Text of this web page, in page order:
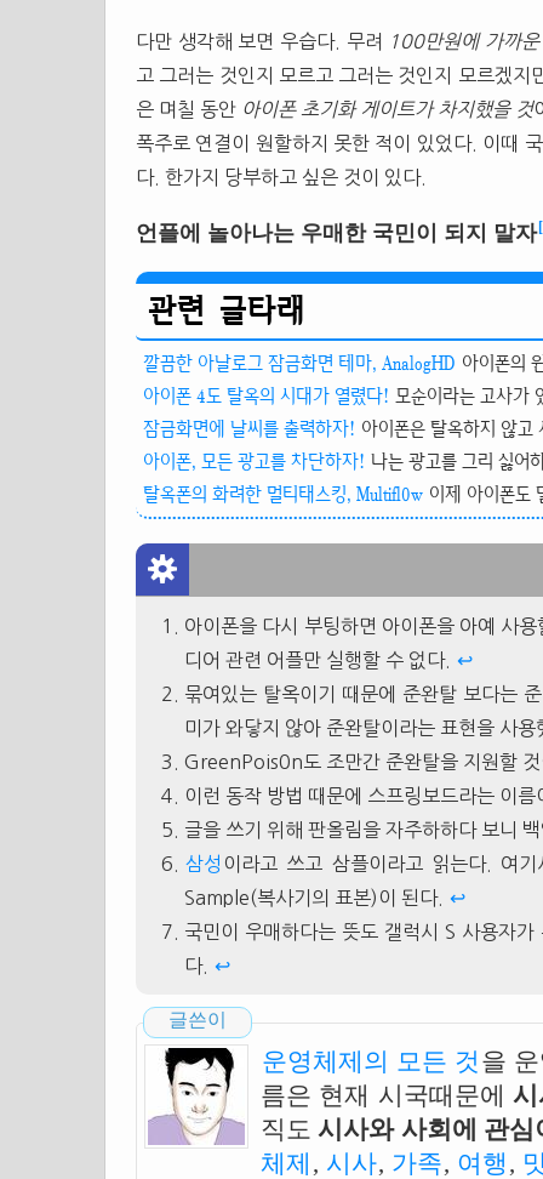
다만 생각해 보면 우습다. 무려
100만원에 가까
고 그러는 것인지 모르고 그러는 것인지 모르겠
은 며칠 동안 아이폰 초기화 게이트가 차지했을 것
폭주로 연결이 원할하지 못한 적이 있었다. 이때
다. 한가지 당부하고 싶은 것이 있다.
언플에 놀아나는 우매한 국민이 되지 말자
관련 글타래
깔끔한 아날로그 잠금화면 테마, AnalogHD 아이폰의
아이폰 4도 탈옥의 시대가 열렸다! 모순이라는 고사가
잠금화면에 날씨를 출력하자! 아이폰은 탈옥하지 않고
아이폰, 모든 광고를 차단하자! 나는 광고를 그리 싫어
탈옥폰의 화려한 멀티태스킹, Multifl0w 이제 아이폰도
아이폰을 다시 부팅하면 아이폰을 아예 사
디어 관련 어플만 실행할 수 없다. ↩
묶여있는 탈옥이기 때문에 준완탈 보다는
미가 와닿지 않아 준완탈이라는 표현을 사
GreenPois0n도 조만간 준완탈을 지원할
이런 동작 방법 때문에 스프링보드라는 이
글을 쓰기 위해 판올림을 자주하하다 보니
삼성 이라고 쓰고 삼플이라고 읽는다. 여
Sample(복사기의 표본)이 된다. ↩
국민이 우매하다는 뜻도 갤럭시 S 사용자
다. ↩
글쓴이
운영체제의 모든 것 을
름은 현재 시국때문에
직도 시사와 사회에 관
체제 , 시사, 가족, 여행 ,